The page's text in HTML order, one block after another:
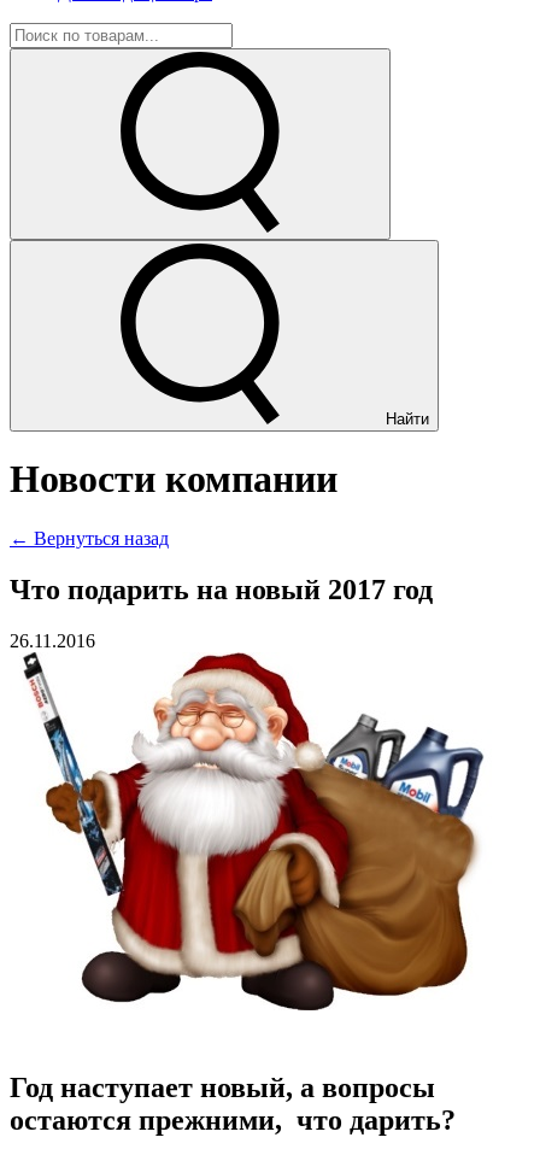
Найти
Новости компании
← Вернуться назад
Что подарить на новый 2017 год
26.11.2016
Год наступает новый, а вопросы
остаются прежними, что дарить?